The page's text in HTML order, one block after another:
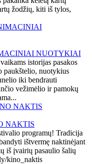
žodžių, kiti iš tylos,
NUOTYKIAI
istorijas pasakos
paukštelio, nuotykius
iki bendrauti
vežimėlio ir pamokų
NAKTIS
programų! Tradicija
ištvermę naktinėjant
iš įvairių pasaulio šalių
kino_naktis